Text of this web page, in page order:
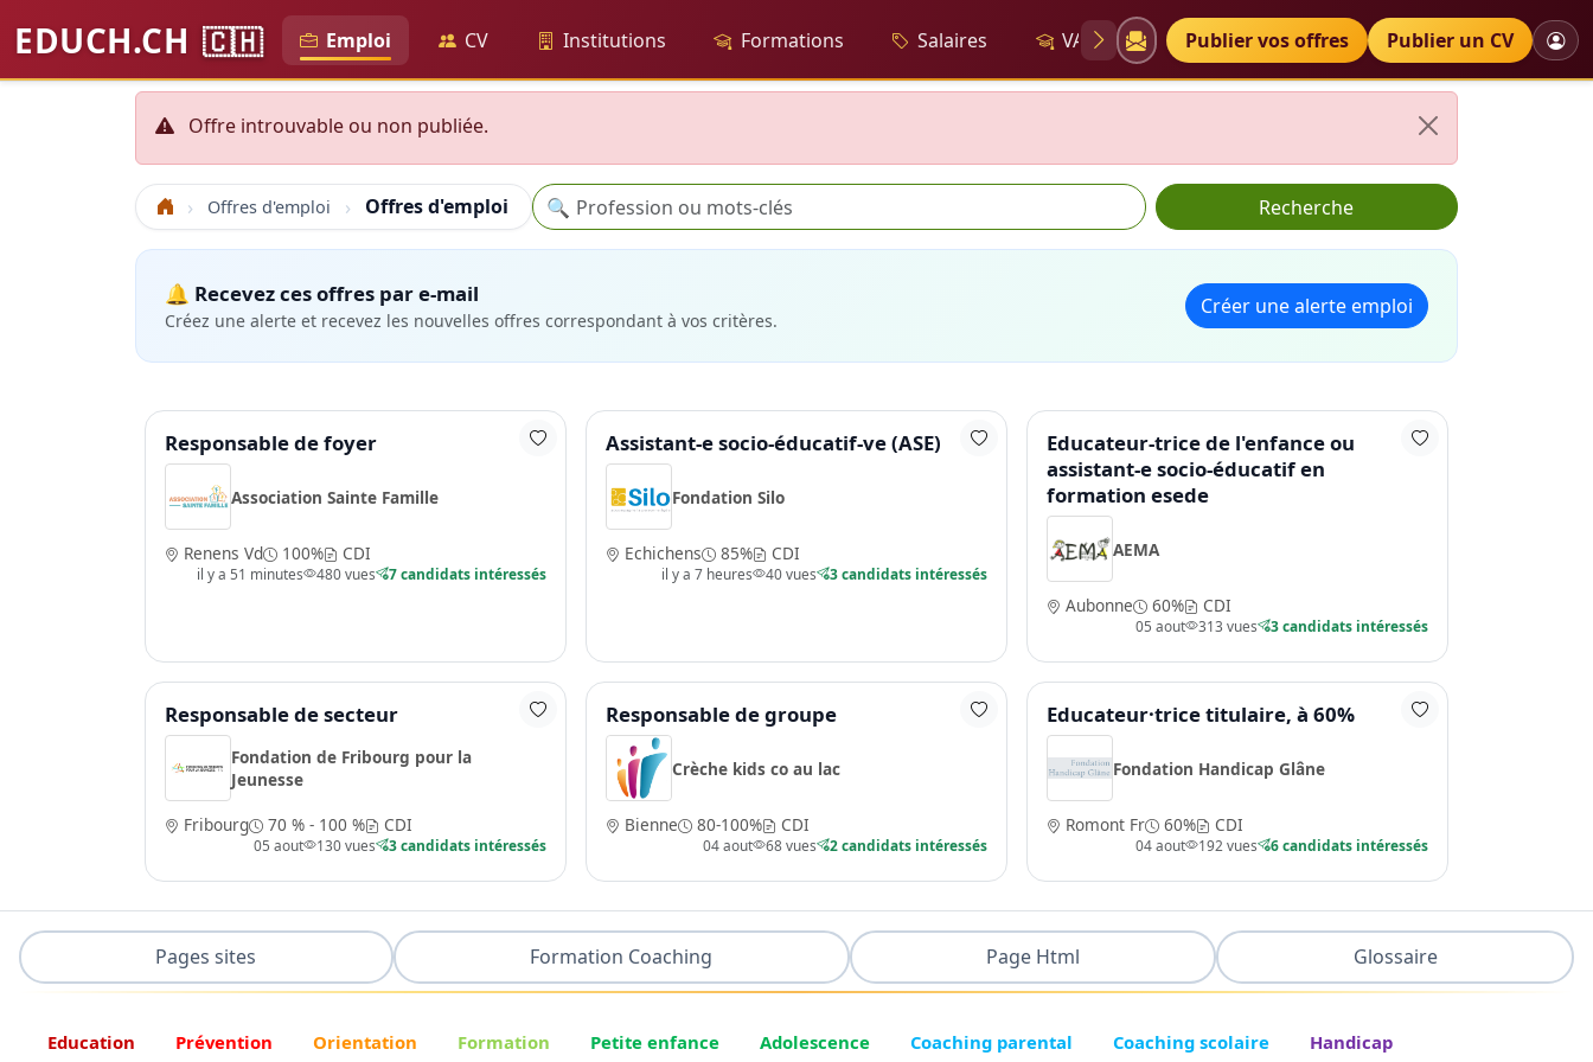
EDUCH.CH 🇨🇭 Emploi CV Institutions Formations Salaires VAE Diplômes Petites annonces
Publier vos offres Publier un CV
Offre introuvable ou non publiée.
Accueil Offres d'emploi Offres d'emploi Recherche
🔍 Recherche
🔔 Recevez ces offres par e-mail
Créez une alerte et recevez les nouvelles offres correspondant à vos critères.
Créer une alerte emploi
Responsable de foyer
Association Sainte Famille
Renens Vd 100% CDI
il y a 51 minutes 480 vues 7 candidats intéressés
Assistant-e socio-éducatif-ve (ASE)
Fondation Silo
Echichens 85% CDI
il y a 7 heures 40 vues 3 candidats intéressés
Educateur-trice de l'enfance ou
assistant-e socio-éducatif en
formation esede
AEMA
Aubonne 60% CDI
05 aout 313 vues 3 candidats intéressés
Responsable de secteur
Fondation de Fribourg pour la
Jeunesse
Fribourg
70 % - 100 % CDI
05 aout 130 vues 3 candidats intéressés
Responsable de groupe
Crèche kids co au lac
Bienne 80-100% CDI
04 aout 68 vues 2 candidats intéressés
Educateur·trice titulaire, à 60%
Fondation Handicap Glâne
Romont Fr 60% CDI
04 aout 192 vues 6 candidats intéressés
Pages sites Formation Coaching Page Html Glossaire
Education Prévention Orientation Formation Petite enfance Adolescence Coaching parental Coaching scolaire Handicap